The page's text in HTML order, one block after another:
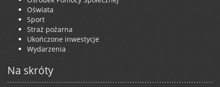
Oświata
Sport
Straż pożarna
Ukończone inwestycje
Wydarzenia
Na skróty